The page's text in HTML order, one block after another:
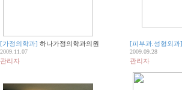
[가정의학과] 하나가정의학과의원
2009.11.07
관리자
[피부과.성형외과]
2009.09.28
관리자